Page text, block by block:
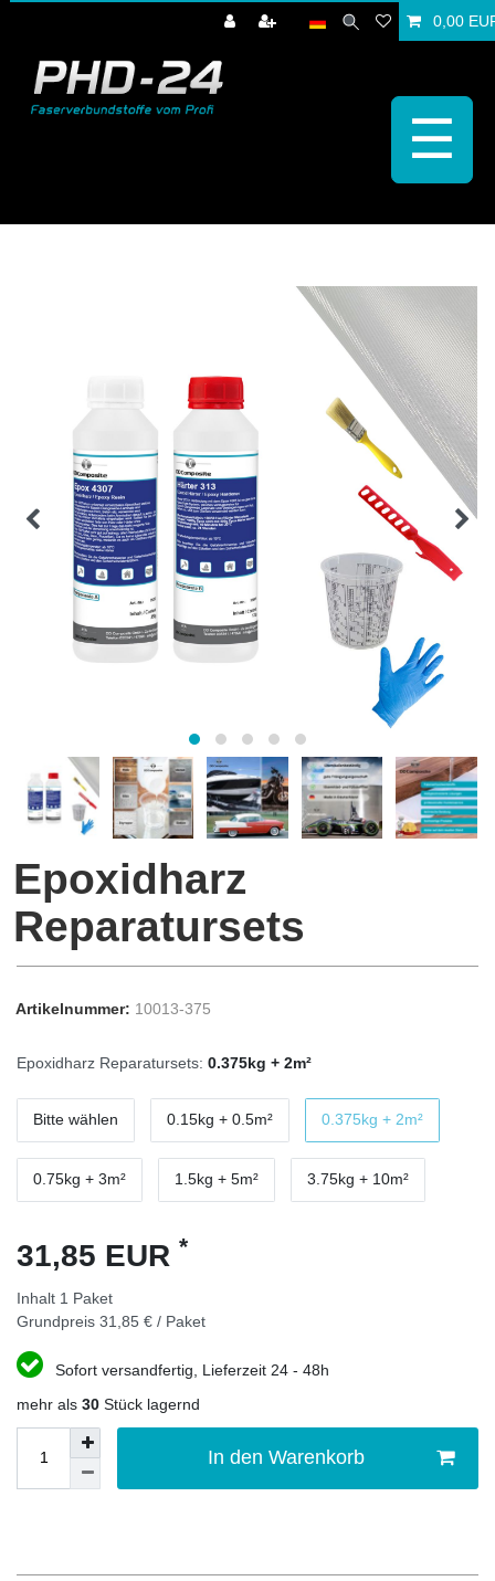
0,00
☰
Epoxidharz
Reparatursets
Artikelnummer: 10013-375
Epoxidharz Reparatursets: 0.375kg + 2m²
Bitte wählen 0.15kg + 0.5m² 0.375kg + 2m²
0.75kg + 3m² 1.5kg + 5m² 3.75kg + 10m²
31,85 EUR *
Inhalt 1 Paket
Grundpreis 31,85 € / Paket
Sofort versandfertig, Lieferzeit 24 - 48h
mehr als 30 Stück lagernd
In den Warenkorb